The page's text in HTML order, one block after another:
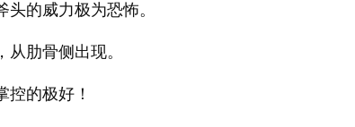
的威力极为恐怖。
肋骨侧出现。
的极好！